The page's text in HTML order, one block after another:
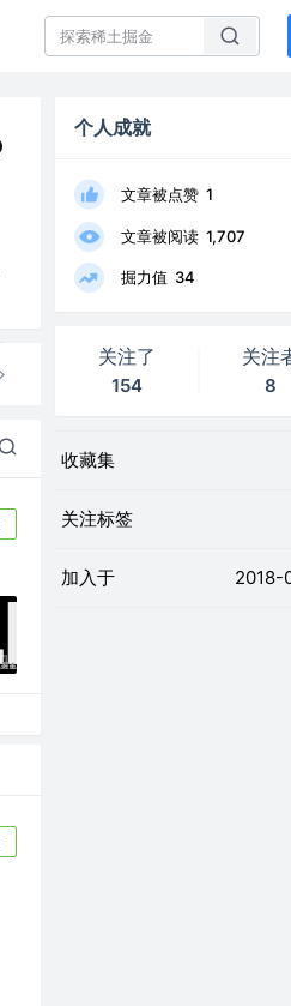
个人成就
文章被点赞 1
文章被阅读 1,707
掘力值 34
关注了
154
关注
8
收藏集
关注标签
加入于 2018-